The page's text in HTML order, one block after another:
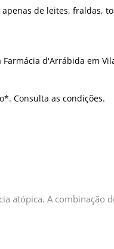
de leites, fraldas,
d'Arrábida em
Consulta as condições.
atópica. A combinação